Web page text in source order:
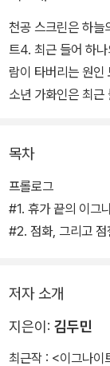
천공 스크린은 하늘
트4. 최근 들어 하
람이 타버리는 원인
소년 가화인은 최근
릴 것은 명백. 자신
위해 인체발화 사건
봉인되었던 자기 자
목차
프롤로그
#1. 휴가 끝의 이그
#2. 점화, 그리고 점
저자 소개
지은이: 김두민
최근작 : <이그나이